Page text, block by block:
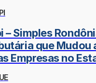
– Simples
que Mudou
Empresas no